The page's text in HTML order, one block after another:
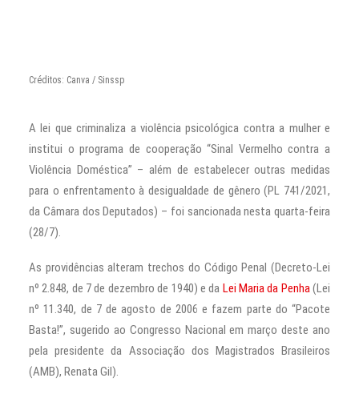
Créditos: Canva / Sinssp
A lei que criminaliza a violência psicológica contra a mulher e
institui o programa de cooperação “Sinal Vermelho contra a
Violência Doméstica” – além de estabelecer outras medidas
para o enfrentamento à desigualdade de gênero (PL 741/2021,
da Câmara dos Deputados) – foi sancionada nesta quarta-feira
(28/7).
As providências alteram trechos do Código Penal (Decreto-Lei
nº 2.848, de 7 de dezembro de 1940) e da Lei Maria da Penha(Lei
nº 11.340, de 7 de agosto de 2006 e fazem parte do “Pacote
Basta!”, sugerido ao Congresso Nacional em março deste ano
pela presidente da Associação dos Magistrados Brasileiros
(AMB), Renata Gil).